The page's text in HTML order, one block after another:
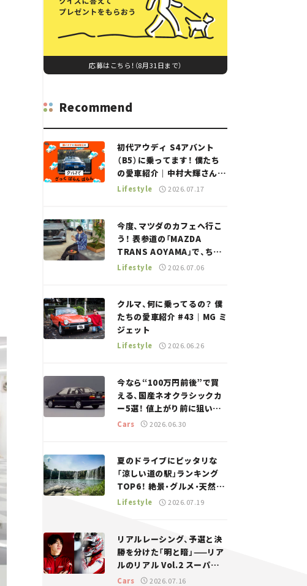
応募はこちら！（8月31日まで）
Recommend
初代アウディ S4アバント
（B5）に乗ってます！ 僕たち
の愛車紹介｜中村大輝さん
——瀬イオナと嶋田智之の
Lifestyle 2026.07.17
今度、マツダのカフェへ行こ
う！ 表参道の「MAZDA
TRANS AOYAMA」で、ちょ
っとひと息。——連載｜CCG
Lifestyle 2026.07.06
クルマ、何に乗ってるの？ 僕
たちの愛車紹介 #43｜MG ミ
ジェット
Lifestyle 2026.06.26
今なら“100万円前後”で買
える、国産ネオクラシックカ
ー5選！ 値上がり前に狙いた
い、中古車探しをお手伝い――ち
Cars 2026.06.30
夏のドライブにピッタリな
「涼しい道の駅」ランキング
TOP6！ 絶景・グルメ・天然ク
ーラーなど、避暑におすすめ
Lifestyle 2026.07.19
リアルレーシング、予選と決
勝を分けた「明と暗」——リア
ルのリアル Vol.2 スーパー
GT 2026開幕戦 岡山国際サ
Cars 2026.07.16